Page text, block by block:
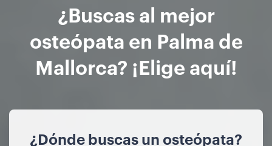
¿Buscas al mejor
osteópata en Palma de
Mallorca? ¡Elige aquí!
¿Dónde buscas un osteópata?